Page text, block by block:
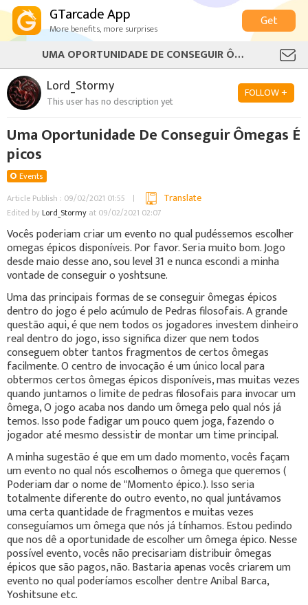
GTarcade App
More benefits, more surprises
Get
UMA OPORTUNIDADE DE CONSEGUIR ÔMEGAS ÉPICOS
Lord_Stormy
This user has no description yet
FOLLOW +
Uma Oportunidade De Conseguir Ômegas É
picos
Events
Article Publish : 09/02/2021 01:55
Translate
Edited by Lord_Stormy at 09/02/2021 02:07
Vocês poderiam criar um evento no qual pudéssemos escolher
omegas épicos disponíveis. Por favor. Seria muito bom. Jogo
desde maio desse ano, sou level 31 e nunca escondi a minha
vontade de conseguir o yoshtsune.
Uma das principais formas de se conseguir ômegas épicos
dentro do jogo é pelo acúmulo de Pedras filosofais. A grande
questão aqui, é que nem todos os jogadores investem dinheiro
real dentro do jogo, isso significa dizer que nem todos
conseguem obter tantos fragmentos de certos ômegas
facilmente. O centro de invocação é um único local para
obtermos certos ômegas épicos disponíveis, mas muitas vezes
quando juntamos o limite de pedras filosofais para invocar um
ômega, O jogo acaba nos dando um ômega pelo qual nós já
temos. Isso pode fadigar um pouco quem joga, fazendo o
jogador até mesmo dessistir de montar um time principal.
A minha sugestão é que em um dado momento, vocês façam
um evento no qual nós escolhemos o ômega que queremos (
Poderiam dar o nome de "Momento épico.). Isso seria
totalmente diferente do outro evento, no qual juntávamos
uma certa quantidade de fragmentos e muitas vezes
conseguíamos um ômega que nós já tínhamos. Estou pedindo
que nos dê a oportunidade de escolher um ômega épico. Nesse
possível evento, vocês não precisariam distribuir ômegas
épicos que são pagos, não. Bastaria apenas vocês criarem um
evento no qual poderíamos escolher dentre Anibal Barca,
Yoshitsune etc.